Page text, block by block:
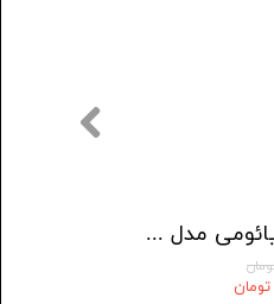
هدفون بلوتوثی شیائومی مدل Redmi Buds 6 Active